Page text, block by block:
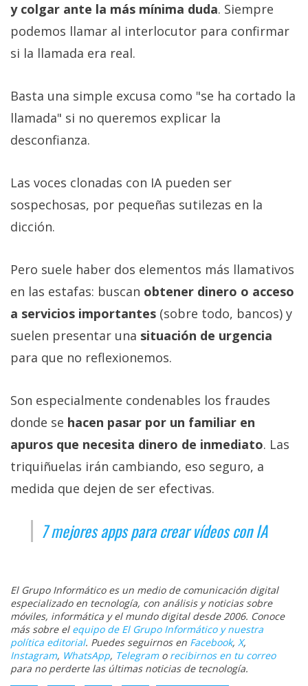
y colgar ante la más mínima duda. Siempre
podemos llamar al interlocutor para confirmar
si la llamada era real.
Basta una simple excusa como "se ha cortado la
llamada" si no queremos explicar la
desconfianza.
Las voces clonadas con IA pueden ser
sospechosas, por pequeñas sutilezas en la
dicción.
Pero suele haber dos elementos más llamativos
en las estafas: buscan obtener dinero o acceso
a servicios importantes (sobre todo, bancos) y
suelen presentar una situación de urgencia
para que no reflexionemos.
Son especialmente condenables los fraudes
donde se hacen pasar por un familiar en
apuros que necesita dinero de inmediato. Las
triquiñuelas irán cambiando, eso seguro, a
medida que dejen de ser efectivas.
7 mejores apps para crear vídeos con IA
El Grupo Informático es un medio de comunicación digital
especializado en tecnología, con análisis y noticias sobre
móviles, informática y el mundo digital desde 2006. Conoce
más sobre el equipo de El Grupo Informático y nuestra
política editorial. Puedes seguirnos en Facebook, X,
Instagram, WhatsApp, Telegramo recibirnos en tu correo
para no perderte las últimas noticias de tecnología.